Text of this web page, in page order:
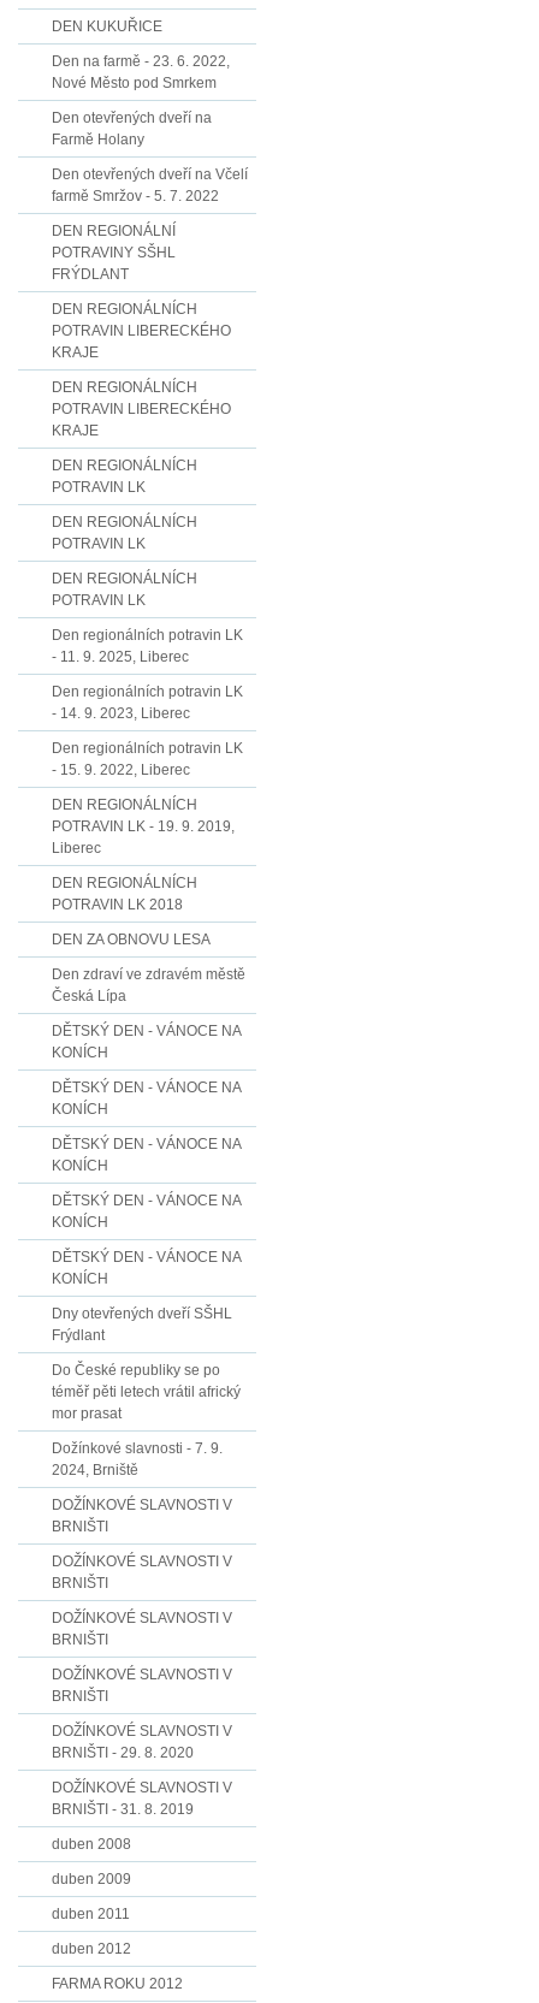
DEN KUKUŘICE
Den na farmě - 23. 6. 2022,
Nové Město pod Smrkem
Den otevřených dveří na
Farmě Holany
Den otevřených dveří na Včelí
farmě Smržov - 5. 7. 2022
DEN REGIONÁLNÍ
POTRAVINY SŠHL
FRÝDLANT
DEN REGIONÁLNÍCH
POTRAVIN LIBERECKÉHO
KRAJE
DEN REGIONÁLNÍCH
POTRAVIN LIBERECKÉHO
KRAJE
DEN REGIONÁLNÍCH
POTRAVIN LK
DEN REGIONÁLNÍCH
POTRAVIN LK
DEN REGIONÁLNÍCH
POTRAVIN LK
Den regionálních potravin LK
- 11. 9. 2025, Liberec
Den regionálních potravin LK
- 14. 9. 2023, Liberec
Den regionálních potravin LK
- 15. 9. 2022, Liberec
DEN REGIONÁLNÍCH
POTRAVIN LK - 19. 9. 2019,
Liberec
DEN REGIONÁLNÍCH
POTRAVIN LK 2018
DEN ZA OBNOVU LESA
Den zdraví ve zdravém městě
Česká Lípa
DĚTSKÝ DEN - VÁNOCE NA
KONÍCH
DĚTSKÝ DEN - VÁNOCE NA
KONÍCH
DĚTSKÝ DEN - VÁNOCE NA
KONÍCH
DĚTSKÝ DEN - VÁNOCE NA
KONÍCH
DĚTSKÝ DEN - VÁNOCE NA
KONÍCH
Dny otevřených dveří SŠHL
Frýdlant
Do České republiky se po
téměř pěti letech vrátil africký
mor prasat
Dožínkové slavnosti - 7. 9.
2024, Brniště
DOŽÍNKOVÉ SLAVNOSTI V
BRNIŠTI
DOŽÍNKOVÉ SLAVNOSTI V
BRNIŠTI
DOŽÍNKOVÉ SLAVNOSTI V
BRNIŠTI
DOŽÍNKOVÉ SLAVNOSTI V
BRNIŠTI
DOŽÍNKOVÉ SLAVNOSTI V
BRNIŠTI - 29. 8. 2020
DOŽÍNKOVÉ SLAVNOSTI V
BRNIŠTI - 31. 8. 2019
duben 2008
duben 2009
duben 2011
duben 2012
FARMA ROKU 2012